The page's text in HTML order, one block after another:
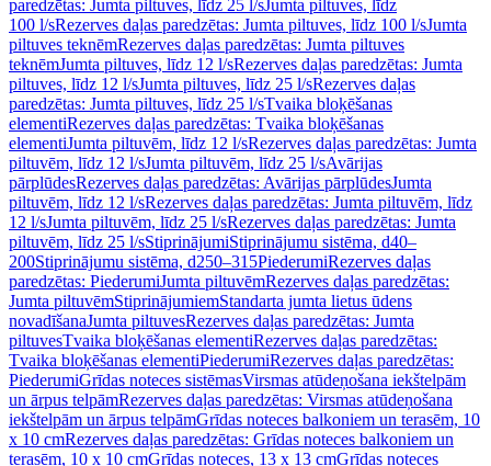
paredzētas: Jumta piltuves, līdz 25 l/sJumta piltuves, līdz
100 l/sRezerves daļas paredzētas: Jumta piltuves, līdz 100 l/sJumta
piltuves teknēmRezerves daļas paredzētas: Jumta piltuves
teknēmJumta piltuves, līdz 12 l/sRezerves daļas paredzētas: Jumta
piltuves, līdz 12 l/sJumta piltuves, līdz 25 l/sRezerves daļas
paredzētas: Jumta piltuves, līdz 25 l/sTvaika bloķēšanas
elementiRezerves daļas paredzētas: Tvaika bloķēšanas
elementiJumta piltuvēm, līdz 12 l/sRezerves daļas paredzētas: Jumta
piltuvēm, līdz 12 l/sJumta piltuvēm, līdz 25 l/sAvārijas
pārplūdesRezerves daļas paredzētas: Avārijas pārplūdesJumta
piltuvēm, līdz 12 l/sRezerves daļas paredzētas: Jumta piltuvēm, līdz
12 l/sJumta piltuvēm, līdz 25 l/sRezerves daļas paredzētas: Jumta
piltuvēm, līdz 25 l/sStiprinājumiStiprinājumu sistēma, d40–
200Stiprinājumu sistēma, d250–315PiederumiRezerves daļas
paredzētas: PiederumiJumta piltuvēmRezerves daļas paredzētas:
Jumta piltuvēmStiprinājumiemStandarta jumta lietus ūdens
novadīšanaJumta piltuvesRezerves daļas paredzētas: Jumta
piltuvesTvaika bloķēšanas elementiRezerves daļas paredzētas:
Tvaika bloķēšanas elementiPiederumiRezerves daļas paredzētas:
PiederumiGrīdas noteces sistēmasVirsmas atūdeņošana iekštelpām
un ārpus telpāmRezerves daļas paredzētas: Virsmas atūdeņošana
iekštelpām un ārpus telpāmGrīdas noteces balkoniem un terasēm, 10
x 10 cmRezerves daļas paredzētas: Grīdas noteces balkoniem un
terasēm, 10 x 10 cmGrīdas noteces, 13 x 13 cmGrīdas noteces